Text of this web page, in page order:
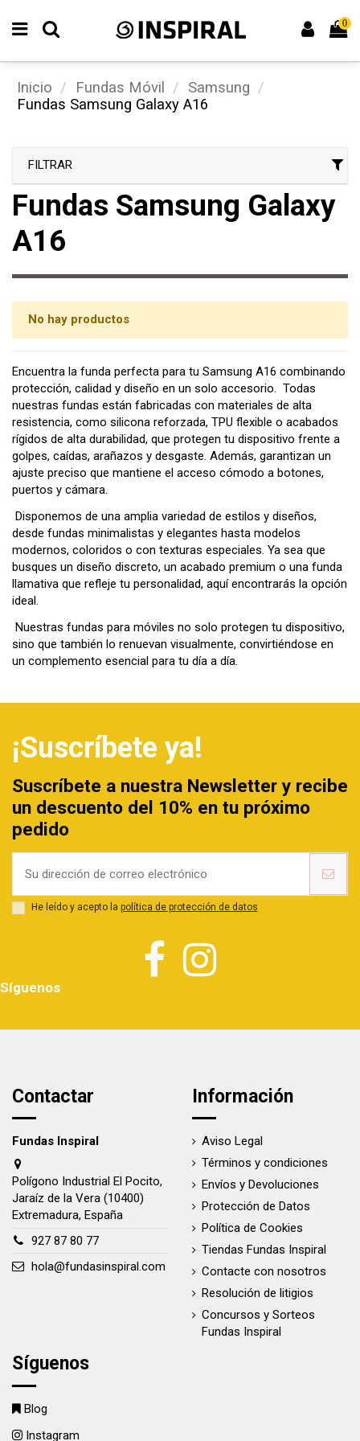
0
Inicio Fundas Móvil
Samsung
Fundas Samsung Galaxy A16
Fundas Samsung Galaxy
A16
No hay productos
Encuentra la funda perfecta para tu Samsung A16 combinando
protección, calidad y diseño en un solo accesorio. Todas
nuestras fundas están fabricadas con materiales de alta
resistencia, como silicona reforzada, TPU flexible o acabados
rígidos de alta durabilidad, que protegen tu dispositivo frente a
golpes, caídas, arañazos y desgaste. Además, garantizan un
ajuste preciso que mantiene el acceso cómodo a botones,
puertos y cámara.
Disponemos de una amplia variedad de estilos y diseños,
desde fundas minimalistas y elegantes hasta modelos
modernos, coloridos o con texturas especiales. Ya sea que
busques un diseño discreto, un acabado premium o una funda
llamativa que refleje tu personalidad, aquí encontrarás la opción
ideal.
Nuestras fundas para móviles no solo protegen tu dispositivo,
sino que también lo renuevan visualmente, convirtiéndose en
un complemento esencial para tu día a día.
FILTRAR
¡Suscríbete ya!
Suscríbete a nuestra Newsletter y recibe
un descuento del 10% en tu próximo
pedido
He leído y acepto la política de protección de datos
Síguenos
Contactar
Fundas Inspiral
Polígono Industrial El Pocito,
Jaraíz de la Vera (10400)
Extremadura, España
927 87 80 77
hola@fundasinspiral.com
Información
Aviso Legal
Términos y condiciones
Envíos y Devoluciones
Protección de Datos
Política de Cookies
Tiendas Fundas Inspiral
Contacte con nosotros
Resolución de litigios
Concursos y Sorteos
Fundas Inspiral
Síguenos
Blog
Instagram